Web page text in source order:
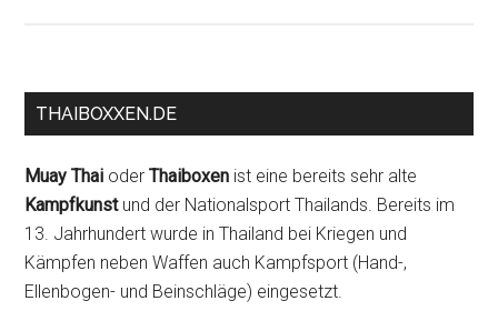
THAIBOXXEN.DE
Muay Thai oderThaiboxen ist eine bereits sehr alte
Kampfkunstund der Nationalsport Thailands. Bereits im
13. Jahrhundert wurde in Thailand bei Kriegen und
Kämpfen neben Waffen auch Kampfsport (Hand-,
Ellenbogen- und Beinschläge) eingesetzt.